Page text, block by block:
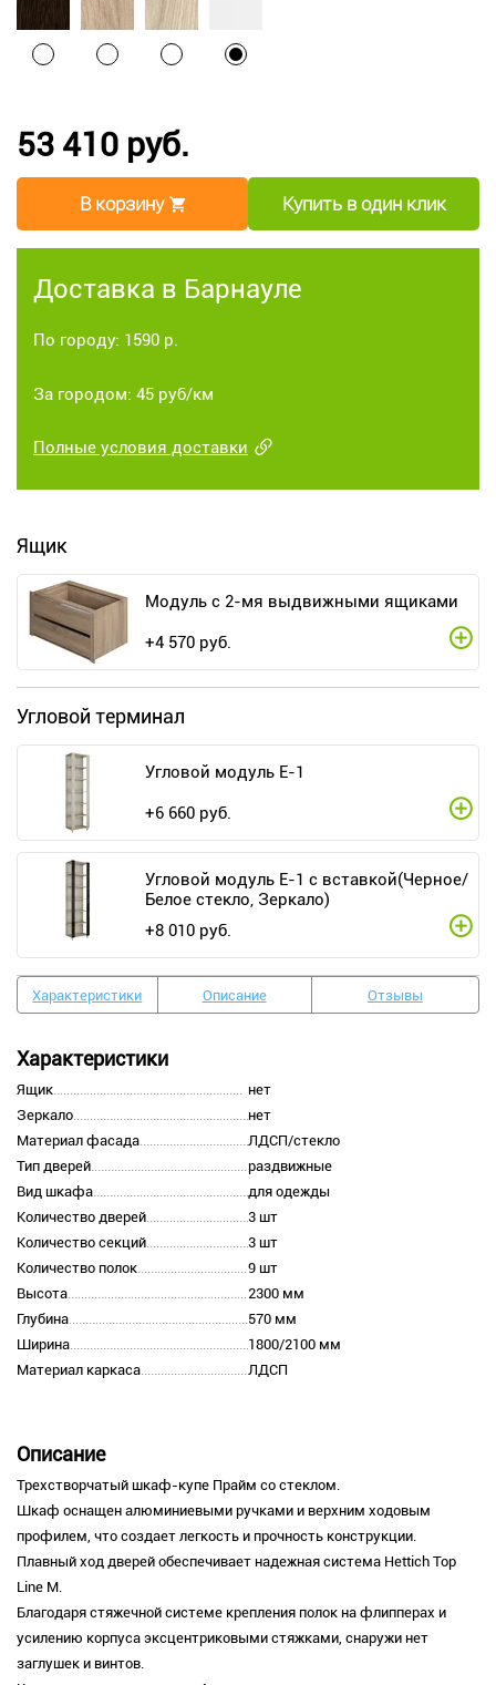
53 410 руб.
В корзину Купить в один клик
Доставка в Барнауле
По городу: 1590 р.
За городом: 45 руб/км
Полные условия доставки
Ящик
Модуль с 2-мя выдвижными ящиками
+4 570 руб.
Угловой терминал
Угловой модуль Е-1
+6 660 руб.
Угловой модуль Е-1 с вставкой(Черное/
Белое стекло, Зеркало)
+8 010 руб.
Характеристики Описание Отзывы
Характеристики
Ящик
нет
Зеркало
нет
Материал фасада
ЛДСП/стекло
Тип дверей
раздвижные
Вид шкафа
для одежды
Количество дверей
3 шт
Количество секций
3 шт
Количество полок
9 шт
Высота
2300 мм
Глубина
570 мм
Ширина
1800/2100 мм
Материал каркаса
ЛДСП
Описание
Трехстворчатый шкаф-купе Прайм со стеклом.
Шкаф оснащен алюминиевыми ручками и верхним ходовым
профилем, что создает легкость и прочность конструкции.
Плавный ход дверей обеспечивает надежная система Hettich Top
Line M.
Благодаря стяжечной системе крепления полок на флипперах и
усилению корпуса эксцентриковыми стяжками, снаружи нет
заглушек и винтов.